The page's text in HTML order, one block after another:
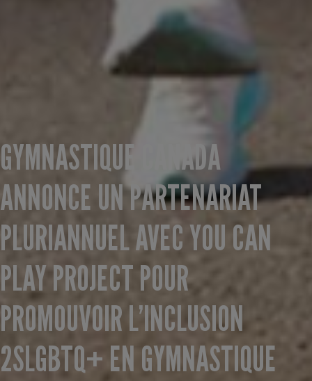
GYMNASTIQUE CANADA
ANNONCE UN PARTENARIAT
PLURIANNUEL AVEC YOU CAN
PLAY PROJECT POUR
PROMOUVOIR L’INCLUSION
2SLGBTQ+ EN GYMNASTIQUE